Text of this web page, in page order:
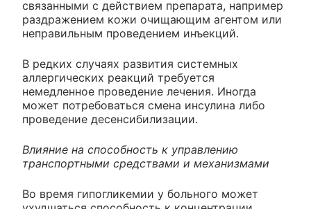
связанными с действием препарата, например
раздражением кожи очищающим агентом или
неправильным проведением инъекций.
В редких случаях развития системных
аллергических реакций требуется
немедленное проведение лечения. Иногда
может потребоваться смена инсулина либо
проведение десенсибилизации.
Влияние на способность к управлению
транспортными средствами и механизмами
Во время гипогликемии у больного может